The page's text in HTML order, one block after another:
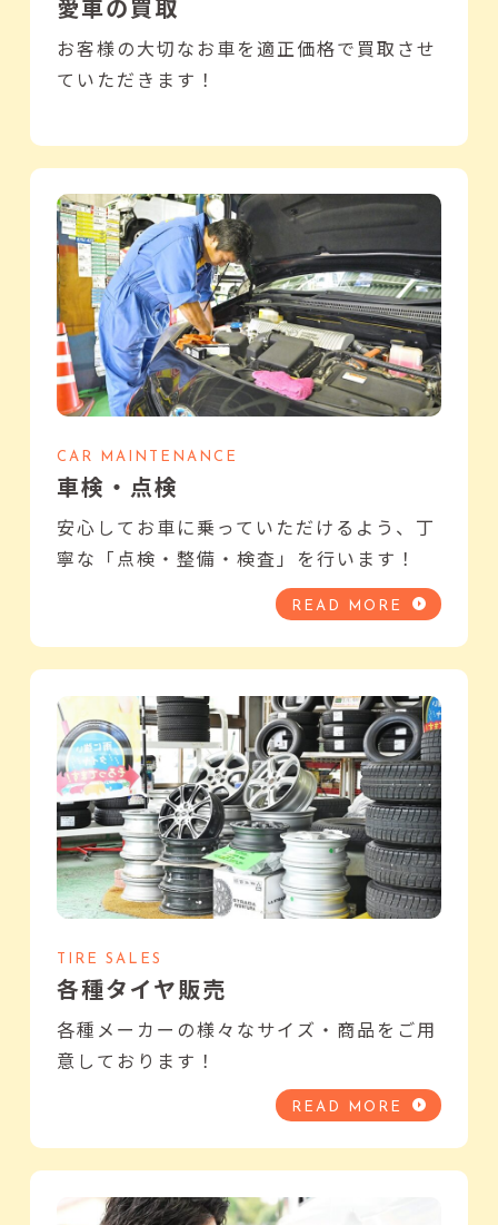
愛車の買取
お客様の大切なお車を適正価格で買取させ
ていただきます！
CAR MAINTENANCE
車検・点検
安心してお車に乗っていただけるよう、丁
寧な「点検・整備・検査」を行います！
READ MORE
TIRE SALES
各種タイヤ販売
各種メーカーの様々なサイズ・商品をご用
意しております！
READ MORE